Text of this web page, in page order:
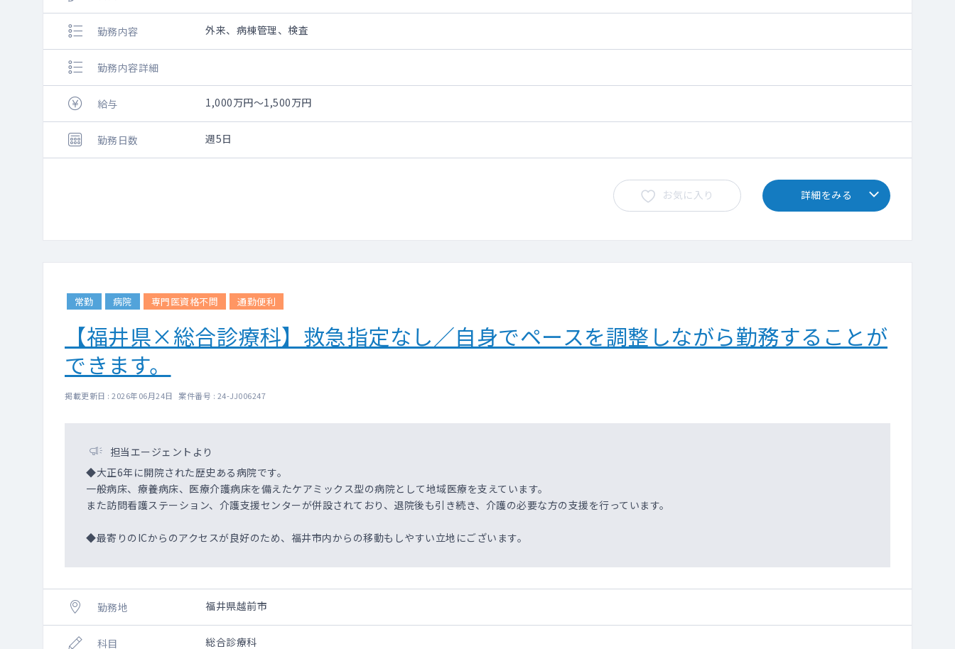
勤務内容 外来、病棟管理、検査
勤務内容詳細
給与 1,000万円～1,500万円
勤務日数 週5日
お気に入り 詳細をみる
常勤 病院 専門医資格不問 通勤便利
【福井県×総合診療科】救急指定なし／自身でペースを調整しながら勤務することが
できます。
掲載更新日 : 2026年06月24日 案件番号 : 24-JJ006247
担当エージェントより
◆大正6年に開院された歴史ある病院です。
一般病床、療養病床、医療介護病床を備えたケアミックス型の病院として地域医療を支えています。
また訪問看護ステーション、介護支援センターが併設されており、退院後も引き続き、介護の必要な方の支援を行っています。
◆最寄りのICからのアクセスが良好のため、福井市内からの移動もしやすい立地にございます。
勤務地 福井県越前市
科目 総合診療科